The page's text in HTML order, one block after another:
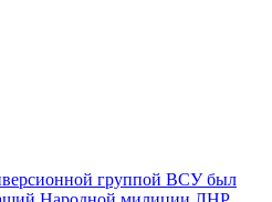
группой ВСУ был